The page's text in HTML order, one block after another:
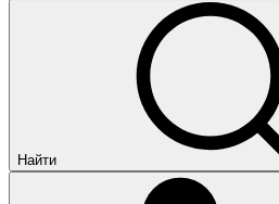
Найти